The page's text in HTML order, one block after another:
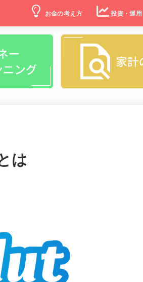
お金の考え方 投資・運用
は